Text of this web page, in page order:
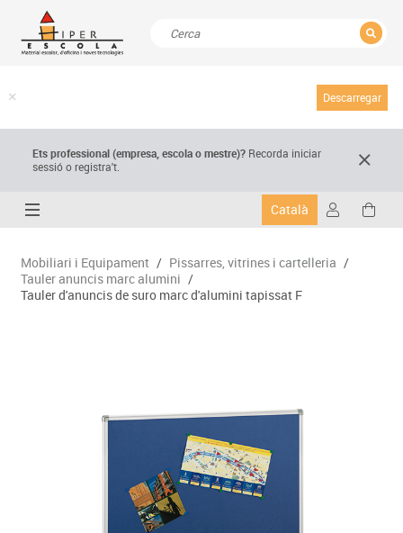
Descarregar
Ets professional (empresa,escola o mestre)? Recorda iniciar
sessió o registra't.
Català
Mobiliari i Equipament / Pissarres, vitrines i cartelleria /
Tauler anuncis marc alumini /
Tauler d'anuncis de suro marc d'alumini tapissat F